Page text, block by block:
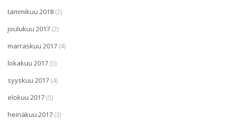
tammikuu 2018 (2)
joulukuu 2017 (2)
marraskuu 2017 (4)
lokakuu 2017 (5)
syyskuu 2017 (4)
elokuu 2017 (5)
heinäkuu 2017 (3)